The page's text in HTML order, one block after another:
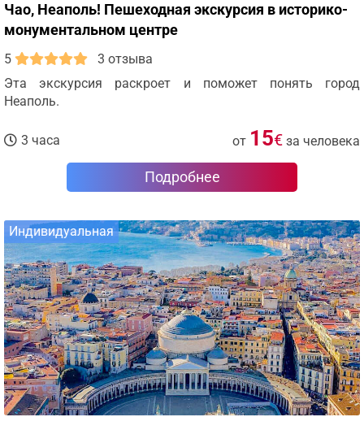
Чао, Неаполь! Пешеходная экскурсия в историко-
монументальном центре
5
3 отзыва
Эта экскурсия раскроет и поможет понять город
Неаполь.
3 часа от 15€ за человека
Подробнее
Индивидуальная